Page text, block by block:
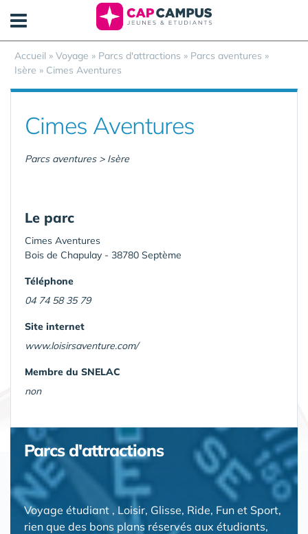
Accueil » Voyage » Parcs d'attractions » Parcs aventures »
Isère » Cimes Aventures
Cimes Aventures
Parcs aventures > Isère
Le parc
Cimes Aventures
Bois de Chapulay - 38780 Septème
Téléphone
04 74 58 35 79
Site internet
www.loisirsaventure.com/
Membre du SNELAC
non
Parcs d'attractions
Voyage étudiant , Loisir, Glisse, Ride, Fun et Sport,
rien que des bons plans réservés aux étudiants,
Panneau de gestion des cookies